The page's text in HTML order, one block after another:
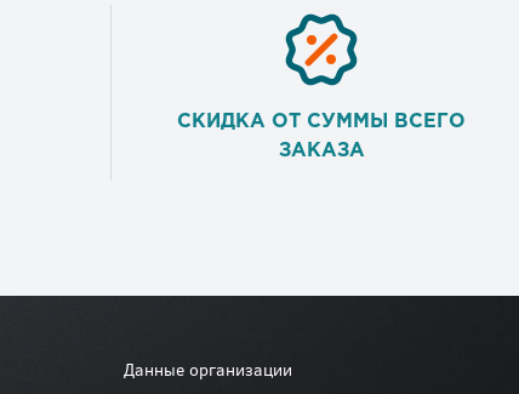
СКИДКА ОТ СУММЫ ВСЕГО
ЗАКАЗА
Данные организации